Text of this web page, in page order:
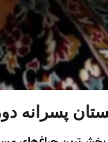
پسرانه